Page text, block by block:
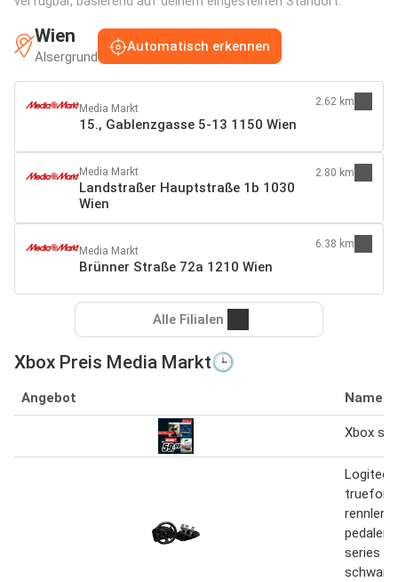
Wien
Alsergrund
Automatisch erkennen
Media Markt
15., Gablenzgasse 5-13 1150 Wien
2.62 km
Media Markt
Landstraßer Hauptstraße 1b 1030
Wien
2.80 km
Media Markt
Brünner Straße 72a 1210 Wien
6.38 km
Alle Filialen
Xbox Preis Media Markt🕒
Angebot Name
Xbox
pedalen
series x
schwarz